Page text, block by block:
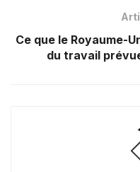
Ce que le Royaume-
du travail